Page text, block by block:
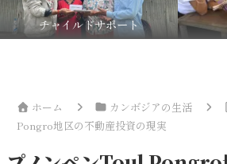
チャイルドサポート
ホーム カンボジアの生活
Pongro地区の不動産投資の現実